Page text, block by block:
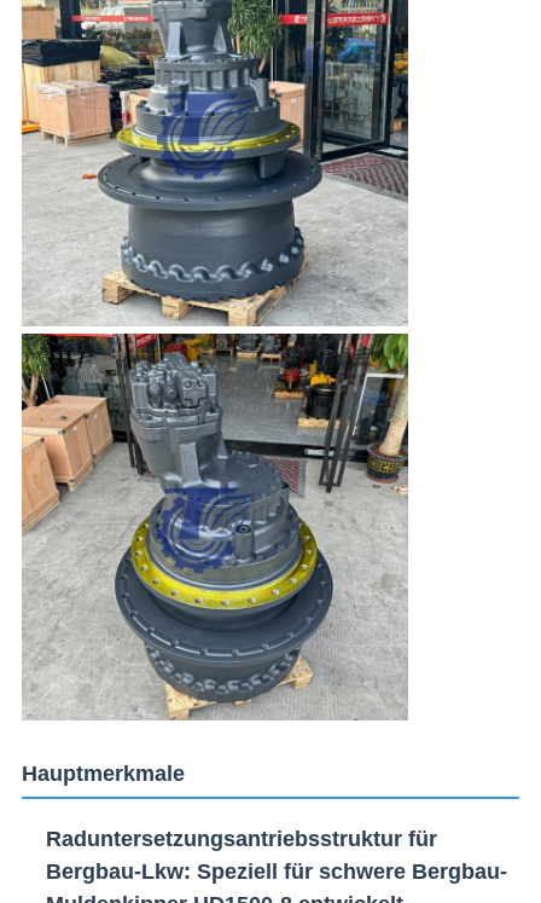
Hauptmerkmale
Raduntersetzungsantriebsstruktur für
Bergbau-Lkw: Speziell für schwere Bergbau-